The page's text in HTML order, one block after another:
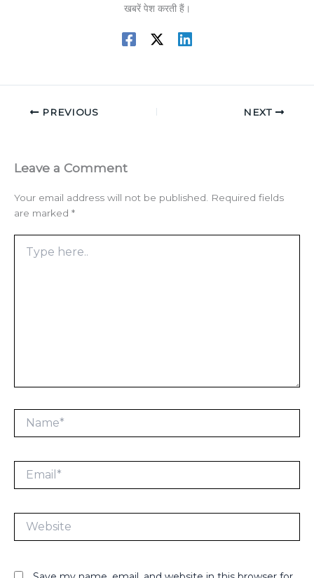
खबरें पेश करती हैं।
PREVIOUS NEXT
Leave a Comment
Your email address will not be published.
Required fields
are marked *
here..
Name*
Email*
Website